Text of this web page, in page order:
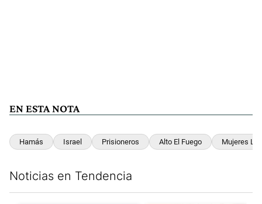
EN ESTA NOTA
Hamás Israel Prisioneros Alto El Fuego Mujeres
Noticias en Tendencia